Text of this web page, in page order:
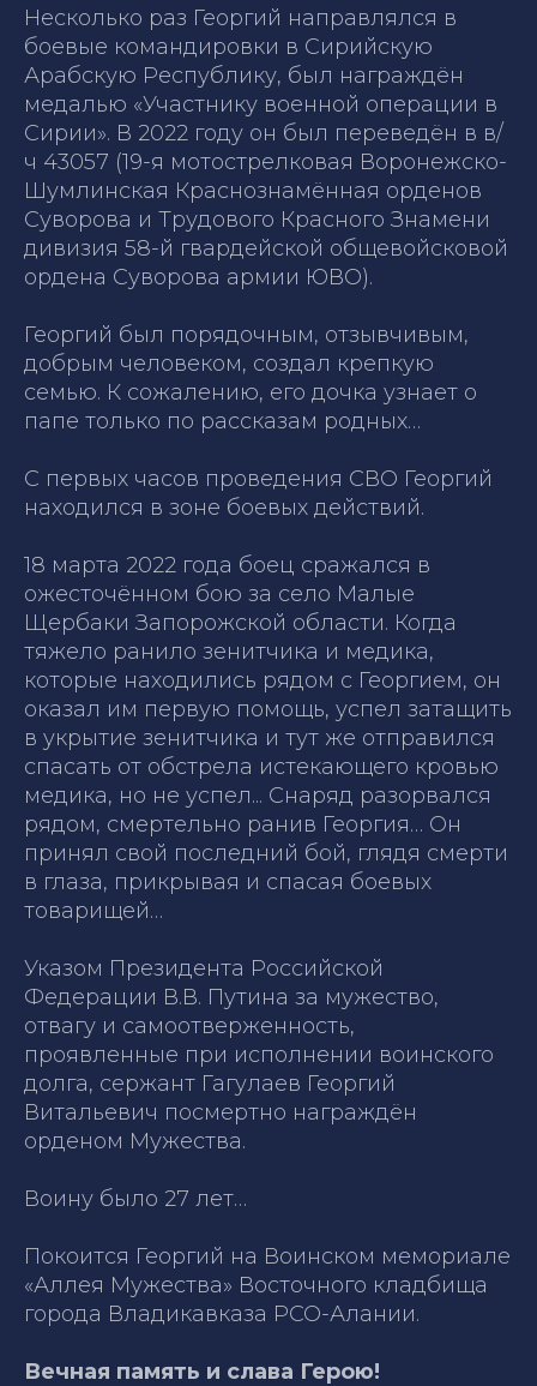
Несколько раз Георгий направлялся в
боевые командировки в Сирийскую
Арабскую Республику, был награждён
медалью «Участнику военной операции в
Сирии». В 2022 году он был переведён в в/
ч 43057 (19-я мотострелковая Воронежско-
Шумлинская Краснознамённая орденов
Суворова и Трудового Красного Знамени
дивизия 58-й гвардейской общевойсковой
ордена Суворова армии ЮВО).
Георгий был порядочным, отзывчивым,
добрым человеком, создал крепкую
семью. К сожалению, его дочка узнает о
папе только по рассказам родных…
С первых часов проведения СВО Георгий
находился в зоне боевых действий.
18 марта 2022 года боец сражался в
ожесточённом бою за село Малые
Щербаки Запорожской области. Когда
тяжело ранило зенитчика и медика,
которые находились рядом с Георгием, он
оказал им первую помощь, успел затащить
в укрытие зенитчика и тут же отправился
спасать от обстрела истекающего кровью
медика, но не успел... Снаряд разорвался
рядом, смертельно ранив Георгия… Он
принял свой последний бой, глядя смерти
в глаза, прикрывая и спасая боевых
товарищей…
Указом Президента Российской
Федерации В.В. Путина за мужество,
отвагу и самоотверженность,
проявленные при исполнении воинского
долга, сержант Гагулаев Георгий
Витальевич посмертно награждён
орденом Мужества.
Воину было 27 лет…
Покоится Георгий на Воинском мемориале
«Аллея Мужества» Восточного кладбища
города Владикавказа РСО-Алании.
Вечная память и слава Герою!